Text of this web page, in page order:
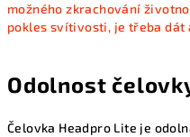
možného zkrachování
pokles svítivosti, je třeba dát
Odolnost
Čelovka Headpro Lite je